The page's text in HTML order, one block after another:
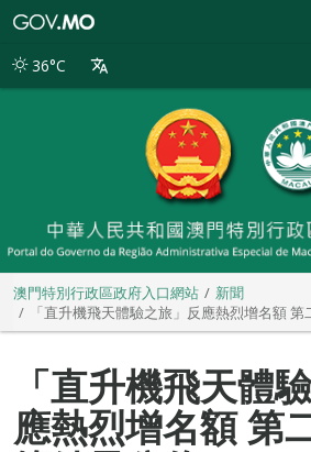
別
36°C
澳門特別行政區政府入口網站
新聞
「直升機飛天體驗之旅」反應熱烈增名額
「直升機飛天體
應熱烈增名額 第